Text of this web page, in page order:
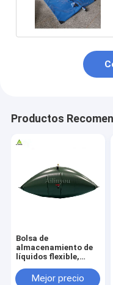
Productos
Bolsa de
almacenamiento de
líquidos flexible,
almacenamiento de
Mejor precio